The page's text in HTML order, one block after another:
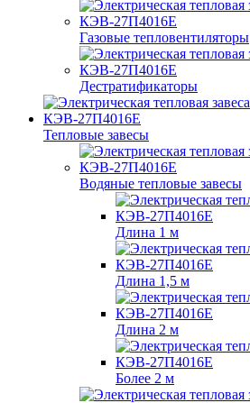
Газовые тепловентиляторы
Дестратификаторы
Тепловые завесы
Водяные тепловые завесы
Длина 1 м
Длина 1,5 м
Длина 2 м
Более 2 м